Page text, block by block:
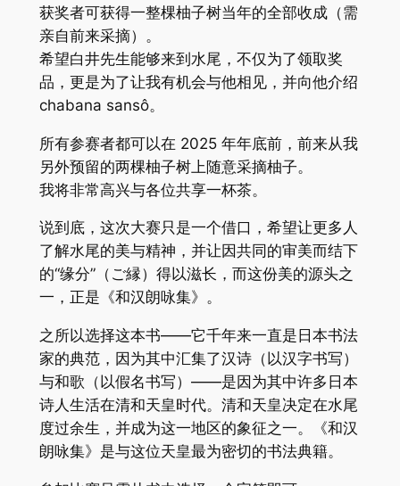
获奖者可获得一整棵柚子树当年的全部收成（需
亲自前来采摘）。
希望白井先生能够来到水尾，不仅为了领取奖
品，更是为了让我有机会与他相见，并向他介绍
chabana sansô。
所有参赛者都可以在 2025 年年底前，前来从我
另外预留的两棵柚子树上随意采摘柚子。
我将非常高兴与各位共享一杯茶。
说到底，这次大赛只是一个借口，希望让更多人
了解水尾的美与精神，并让因共同的审美而结下
的“缘分”（ご縁）得以滋长，而这份美的源头之
一，正是《和汉朗咏集》。
之所以选择这本书——它千年来一直是日本书法
家的典范，因为其中汇集了汉诗（以汉字书写）
与和歌（以假名书写）——是因为其中许多日本
诗人生活在清和天皇时代。清和天皇决定在水尾
度过余生，并成为这一地区的象征之一。《和汉
朗咏集》是与这位天皇最为密切的书法典籍。